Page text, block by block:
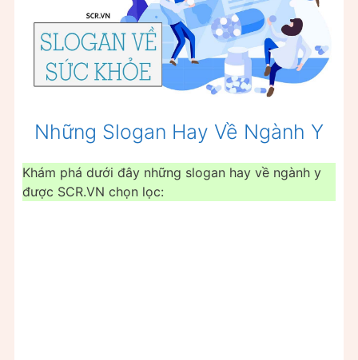
Những Slogan Hay Về Ngành Y
Khám phá dưới đây những slogan hay về ngành y
được SCR.VN chọn lọc: